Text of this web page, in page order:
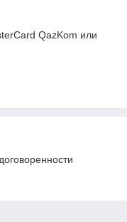
QazKom или